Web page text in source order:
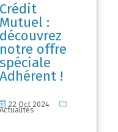
Crédit
Mutuel :
découvrez
notre offre
spéciale
Adhérent !
22 Oct 2024
Actualités